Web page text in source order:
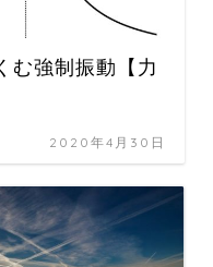
む強制振動【力
2020年4月30日